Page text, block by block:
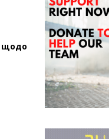
щодо